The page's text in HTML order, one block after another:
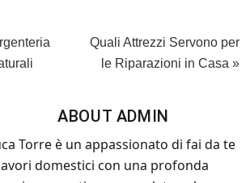
Next
Post:
Quali Attrezzi Servono per
le Riparazioni in Casa »
ABOUT ADMIN
Torre è un appassionato di fai da te
domestici con una profonda